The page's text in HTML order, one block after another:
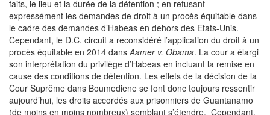
faits, le lieu et la durée de la détention ; en refusant
expressément les demandes de droit à un procès équitable dans
le cadre des demandes d’Habeas en dehors des Etats-Unis.
Cependant, le D.C. circuit a reconsidéré l’application du droit à un
procès équitable en 2014 dansAamer v. Obama. La cour a élargi
son interprétation du privilège d’Habeas en incluant la remise en
cause des conditions de détention. Les effets de la décision de la
Cour Suprême dans Boumediene se font donc toujours ressentir
aujourd’hui, les droits accordés aux prisonniers de Guantanamo
(de moins en moins nombreux) semblant s’étendre. Cependant,